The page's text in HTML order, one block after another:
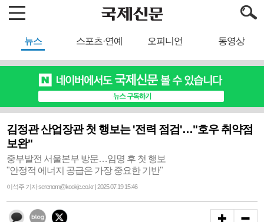
뉴스 스포츠·연예 오피니언 동영상
김정관 산업장관 첫 행보는 '전력 점검'…"호우 취약점
보완"
중부발전 서울본부 방문…임명 후 첫 행보
"안정적 에너지 공급은 가장 중요한 기반"
이석주 기자 serenom@kookje.co.kr | 2025.07.19 15:46